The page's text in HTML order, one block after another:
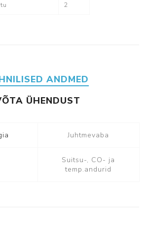
2
ANDMED
ÜHENDUST
Juhtmevaba
Suitsu-, CO- ja
temp.andurid